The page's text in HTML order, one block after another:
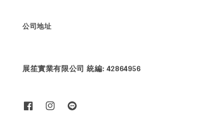
公司地址
展笙實業有限公司 統編: 42864956